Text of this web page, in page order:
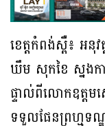
ខេត្តកំពង់ស្ពឺ៖ អ
ឃឹម សុកខៃ ស្នងកា
ផ្ទាល់ពីលោកឧត្ត
ទទួលផែនព្រហ្មទណ្